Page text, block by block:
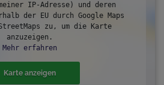
IP-Adresse) und deren
der EU durch Google Maps
zu, um die Karte
anzuzeigen.
Mehr erfahren
Karte anzeigen